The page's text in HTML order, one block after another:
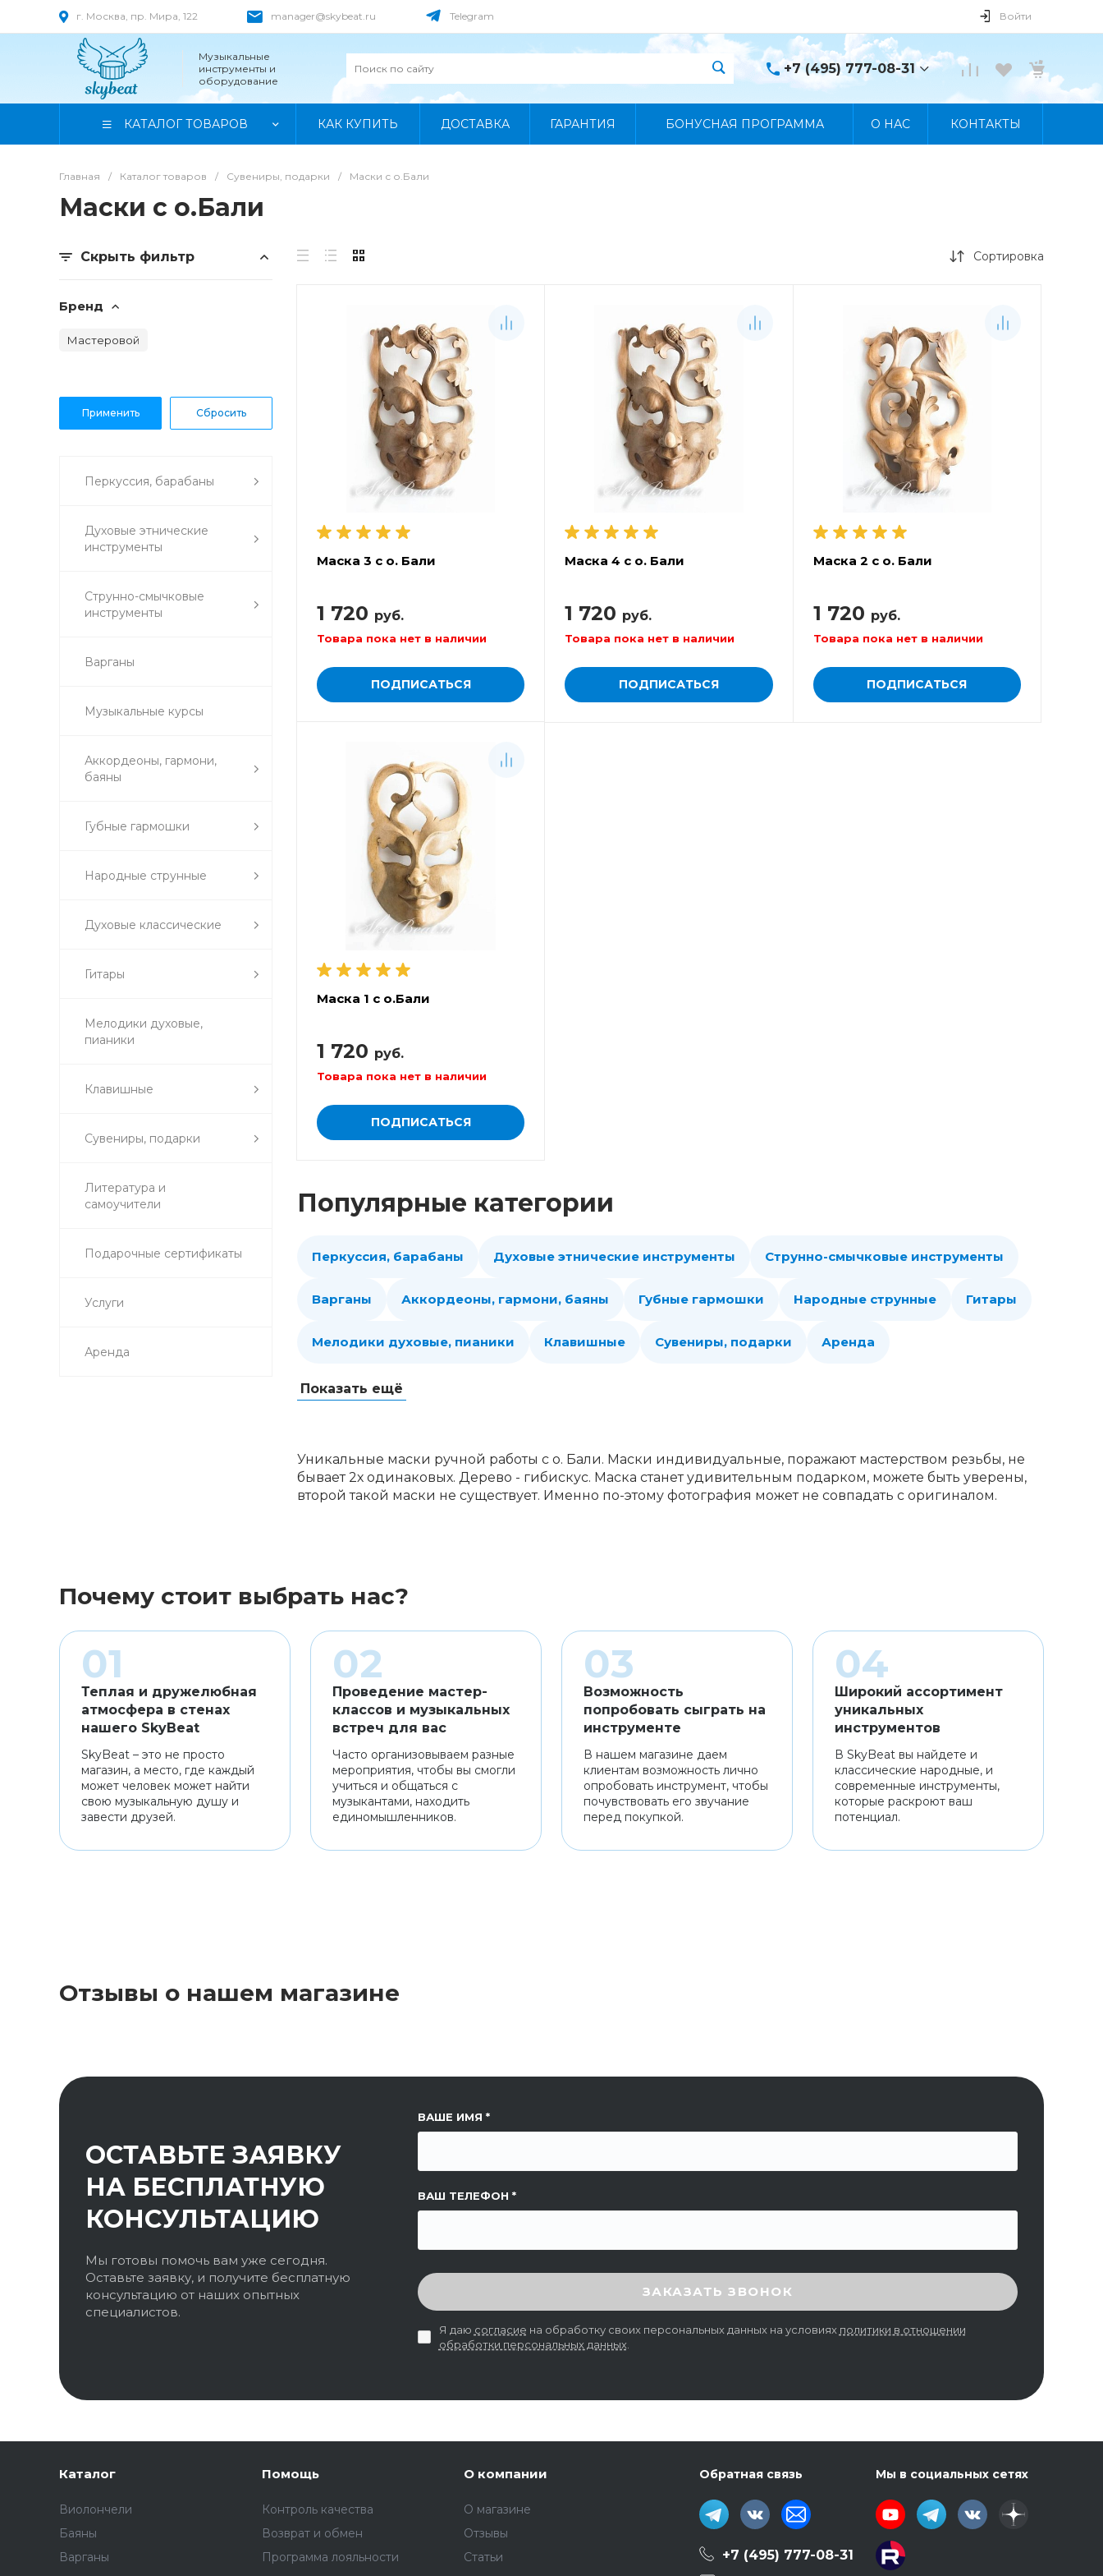
г. Москва, пр. Мира, 122 manager@skybeat.ru Telegram Войти
Музыкальные
инструменты и
оборудование
+7 (495) 777-08-31
+7 (495) 777-08-31
КАТАЛОГ ТОВАРОВ КАК КУПИТЬ ДОСТАВКА ГАРАНТИЯ БОНУСНАЯ ПРОГРАММА О НАС КОНТАКТЫ
Главная / Каталог товаров / Сувениры, подарки / Маски с о.Бали
Маски с о.Бали
Скрыть фильтр
Бренд
Мастеровой
Перкуссия, барабаны
Духовые этнические
инструменты
Струнно-смычковые
инструменты
Варганы
Музыкальные курсы
Аккордеоны, гармони,
баяны
Губные гармошки
Народные струнные
Духовые классические
Гитары
Мелодики духовые,
пианики
Клавишные
Сувениры, подарки
Литература и
самоучители
Подарочные сертификаты
Услуги
Аренда
Сортировка
Маска 3 с о. Бали
1 720 руб.
Товара пока нет в наличии
ПОДПИСАТЬСЯ
Маска 4 с о. Бали
1 720 руб.
Товара пока нет в наличии
ПОДПИСАТЬСЯ
Маска 2 с о. Бали
1 720 руб.
Товара пока нет в наличии
ПОДПИСАТЬСЯ
Маска 1 с о.Бали
1 720 руб.
Товара пока нет в наличии
ПОДПИСАТЬСЯ
Популярные категории
Перкуссия, барабаны Духовые этнические инструменты Струнно-смычковые инструменты
Варганы Аккордеоны, гармони, баяны Губные гармошки Народные струнные Гитары
Мелодики духовые, пианики Клавишные Сувениры, подарки Аренда
Показать ещё
Уникальные маски ручной работы с о. Бали. Маски индивидуальные, поражают мастерством резьбы, не
бывает 2х одинаковых. Дерево - гибискус. Маска станет удивительным подарком, можете быть уверены,
второй такой маски не существует. Именно по-этому фотография может не совпадать с оригиналом.
Почему стоит выбрать нас?
Теплая и дружелюбная
атмосфера в стенах
нашего SkyBeat
SkyBeat – это не просто
магазин, а место, где каждый
может человек может найти
свою музыкальную душу и
завести друзей.
Проведение мастер-
классов и музыкальных
встреч для вас
Часто организовываем разные
мероприятия, чтобы вы смогли
учиться и общаться с
музыкантами, находить
единомышленников.
Возможность
попробовать сыграть на
инструменте
В нашем магазине даем
клиентам возможность лично
опробовать инструмент, чтобы
почувствовать его звучание
перед покупкой.
Широкий ассортимент
уникальных
инструментов
В SkyBeat вы найдете и
классические народные, и
современные инструменты,
которые раскроют ваш
потенциал.
Отзывы о нашем магазине
ОСТАВЬТЕ ЗАЯВКУ
НА БЕСПЛАТНУЮ
КОНСУЛЬТАЦИЮ
Мы готовы помочь вам уже сегодня.
Оставьте заявку, и получите бесплатную
консультацию от наших опытных
специалистов.
ВАШЕ ИМЯ
ВАШ ТЕЛЕФОН
ССЫЛКА НА СТРАНИЦУ
ВВЕДИТЕ ПРОВЕРОЧНЫЙ КОД ЗАКАЗАТЬ ЗВОНОК
Я даю согласие на обработку своих персональных данных на условиях политики в отношении
обработки персональных данных
Каталог
Виолончели
Баяны
Варганы
Помощь
Контроль качества
Возврат и обмен
Программа лояльности
О компании
О магазине
Отзывы
Статьи
Обратная связь
+7 (495) 777-08-31
Мы в социальных сетях